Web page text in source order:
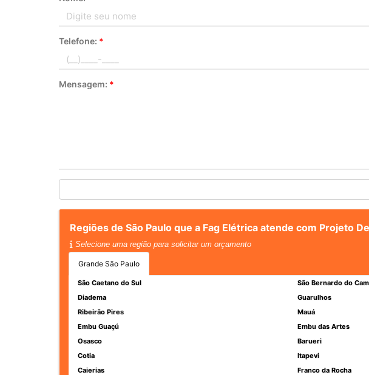
Telefone: *
Mensagem: *
Regiões de São Paulo que a Fag Elétrica atende com Projeto
Selecione uma região para solicitar um orçamento
Grande São Paulo
São Caetano do Sul São Bernardo do
Diadema
Guarulhos
Ribeirão Pires
Mauá
Embu Guaçú
Embu das Artes
Osasco
Barueri
Cotia
Itapevi
Caierias
Franco da Rocha